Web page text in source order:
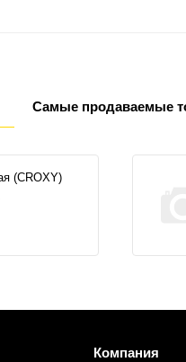
Самые продаваемые
(CROXY)
Компания